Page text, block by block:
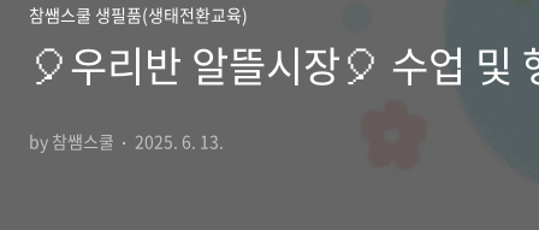
참쌤스쿨 생필품(생태전환교육)
🎈우리반 알뜰시장🎈 수업 및
by 참쌤스쿨 2025. 6. 13.